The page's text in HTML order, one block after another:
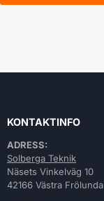
KONTAKTINFO
ADRESS:
Solberga Teknik
Näsets Vinkelväg 10
42166 Västra Frölunda